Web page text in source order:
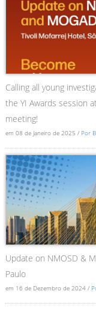
Calling all young
the YI Awards session
meeting!
em 08 de Janeiro de 2025 / Por
Update on NMOSD &
Paulo
em 16 de Dezembro de 2024 /